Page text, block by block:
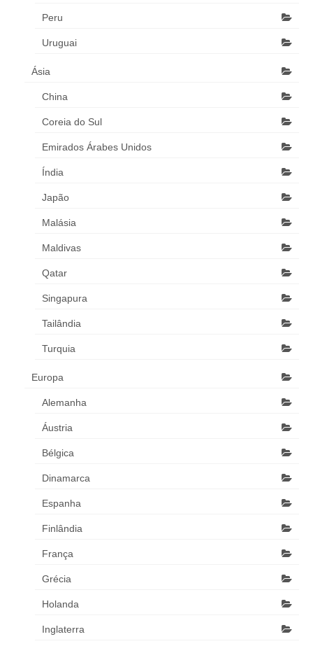
Peru
Uruguai
Ásia
China
Coreia do Sul
Emirados Árabes Unidos
Índia
Japão
Malásia
Maldivas
Qatar
Singapura
Tailândia
Turquia
Europa
Alemanha
Áustria
Bélgica
Dinamarca
Espanha
Finlândia
França
Grécia
Holanda
Inglaterra